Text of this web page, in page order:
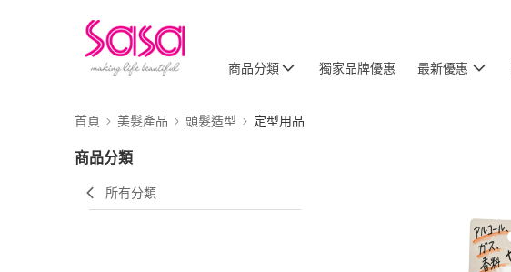
商品分類 獨家品牌優惠 最新優惠
首頁 美髮產品 頭髮造型 定型用品
商品分類
所有分類